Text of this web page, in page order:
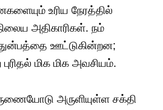
உரிய நேரத்தில்
அதிகாரிகள். நம்
ஊட்டுகின்றன;
மிக மிக அவசியம்.
அருளியுள்ள சக்தி